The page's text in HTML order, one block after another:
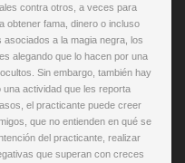
contra otros, a veces para
obtener fama, dinero o incluso
a la magia negra, los
alegando que lo hacen por una
Sin embargo, también hay
actividad que les reporta
el practicante puede creer
que no entienden en qué se
del practicante, realizar
que superan con creces